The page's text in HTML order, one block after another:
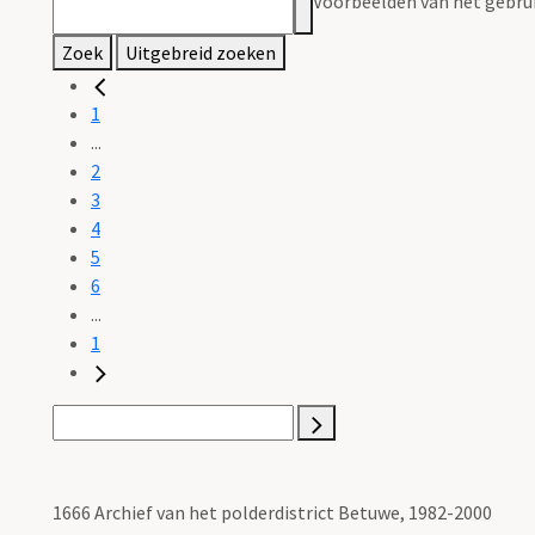
Zoek Uitgebreid zoeken
1
...
2
3
4
5
6
...
1
1666 Archief van het polderdistrict Betuwe, 1982-2000